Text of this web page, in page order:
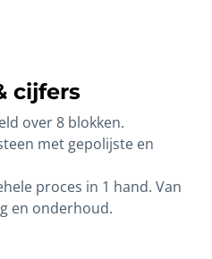
cijfers
over 8 blokken.
met gepolijste en
proces in 1 hand. Van
en onderhoud.